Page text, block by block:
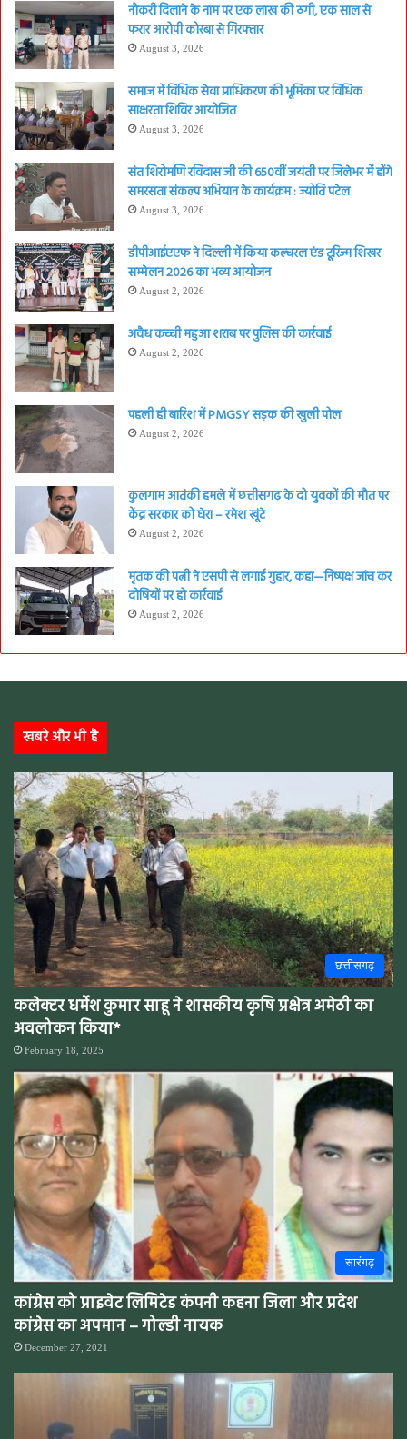
नौकरी दिलाने के नाम पर एक लाख की ठगी, एक साल से
फरार आरोपी कोरबा से गिरफ्तार
August 3, 2026
समाज में विधिक सेवा प्राधिकरण की भूमिका पर विधिक
साक्षरता शिविर आयोजित
August 3, 2026
संत शिरोमणि रविदास जी की 650वीं जयंती पर जिलेभर में होंगे
समरसता संकल्प अभियान के कार्यक्रम : ज्योति पटेल
August 3, 2026
डीपीआईएएफ ने दिल्ली में किया कल्चरल एंड टूरिज्म शिखर
सम्मेलन 2026 का भव्य आयोजन
August 2, 2026
अवैध कच्ची महुआ शराब पर पुलिस की कार्रवाई
August 2, 2026
पहली ही बारिश में PMGSY सड़क की खुली पोल
August 2, 2026
कुलगाम आतंकी हमले में छत्तीसगढ़ के दो युवकों की मौत पर
केंद्र सरकार को घेरा – रमेश खूंटे
August 2, 2026
मृतक की पत्नी ने एसपी से लगाई गुहार, कहा—निष्पक्ष जांच कर
दोषियों पर हो कार्रवाई
August 2, 2026
खबरे और भी है
छत्तीसगढ़
कलेक्टर धर्मेश कुमार साहू ने शासकीय कृषि प्रक्षेत्र अमेठी का
अवलोकन किया*
February 18, 2025
सारंगढ़
कांग्रेस को प्राइवेट लिमिटेड कंपनी कहना जिला और प्रदेश
कांग्रेस का अपमान – गोल्डी नायक
December 27, 2021